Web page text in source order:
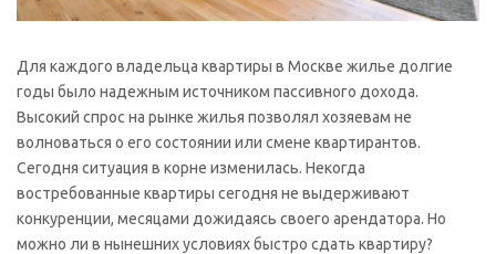
Для каждого владельца квартиры в Москве жилье долгие
годы было надежным источником пассивного дохода.
Высокий спрос на рынке жилья позволял хозяевам не
волноваться о его состоянии или смене квартирантов.
Сегодня ситуация в корне изменилась. Некогда
востребованные квартиры сегодня не выдерживают
конкуренции, месяцами дожидаясь своего арендатора. Но
можно ли в нынешних условиях быстро сдать квартиру?